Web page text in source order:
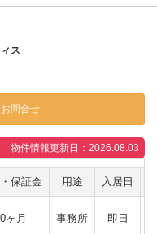
ス
問合せ
物件情報更新日：2026.08.03
保証金 用途 入居日
ヶ月 事務所 即日